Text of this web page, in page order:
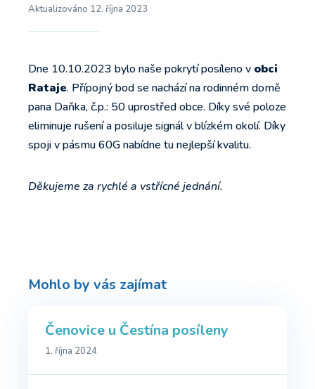
Aktualizováno 12. října 2023
Dne 10.10.2023 bylo naše pokrytí posíleno v obci
Rataje. Přípojný bod se nachází na rodinném domě
pana Daňka, č.p.: 50 uprostřed obce. Díky své poloze
eliminuje rušení a posiluje signál v blízkém okolí. Díky
spoji v pásmu 60G nabídne tu nejlepší kvalitu.
Děkujeme za rychlé a vstřícné jednání.
Mohlo by vás zajímat
Čenovice u Čestína posíleny
1. října 2024